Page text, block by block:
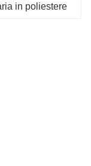
in poliestere